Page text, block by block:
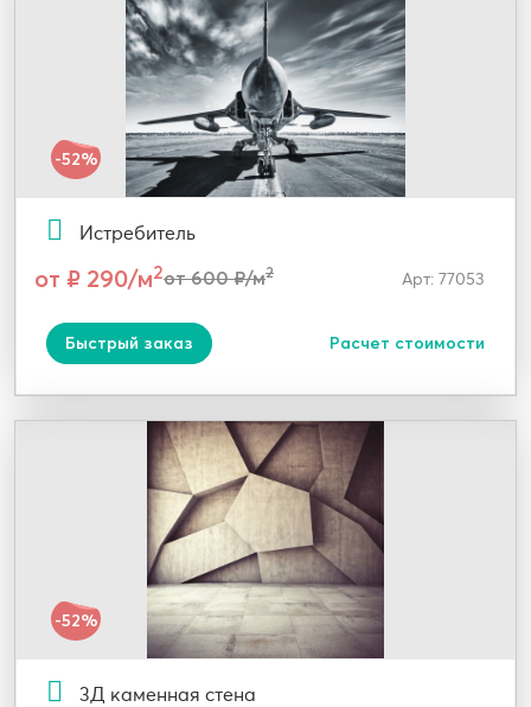
-52%
Истребитель
от ₽ 290/м2от 600 ₽/м2 Арт: 77053
Быстрый заказ Расчет стоимости
-52%
3Д каменная стена